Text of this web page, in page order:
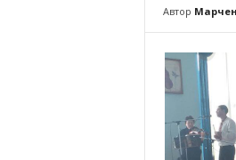
Автор